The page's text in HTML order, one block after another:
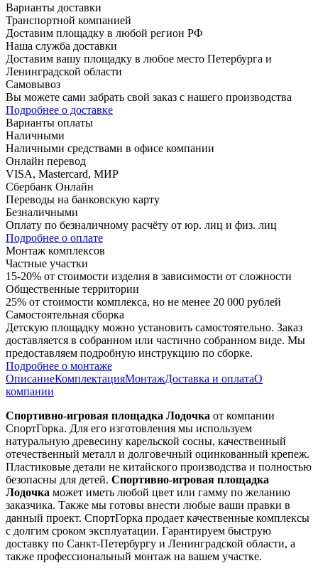
Варианты доставки
Транспортной компанией
Доставим площадку в любой регион РФ
Наша служба доставки
Доставим вашу площадку в любое место Петербурга и
Ленинградской области
Самовывоз
Вы можете сами забрать свой заказ с нашего производства
Подробнее о доставке
Варианты оплаты
Наличными
Наличными средствами в офисе компании
Онлайн перевод
VISA, Mastercard, МИР
Сбербанк Онлайн
Переводы на банковскую карту
Безналичными
Оплату по безналичному расчёту от юр. лиц и физ. лиц
Подробнее о оплате
Монтаж комплексов
Частные участки
15-20% от стоимости изделия в зависимости от сложности
Общественные территории
25% от стоимости комплекса, но не менее 20 000 рублей
Самостоятельная сборка
Детскую площадку можно установить самостоятельно. Заказ
доставляется в собранном или частично собранном виде. Мы
предоставляем подробную инструкцию по сборке.
Подробнее о монтаже
ОписаниеКомплектацияМонтажДоставка и оплатаО
компании
Спортивно-игровая площадка Лодочка от компании
СпортГорка. Для его изготовления мы используем
натуральную древесину карельской сосны, качественный
отечественный металл и долговечный оцинкованный крепеж.
Пластиковые детали не китайского производства и полностью
безопасны для детей. Спортивно-игровая площадка
Лодочка может иметь любой цвет или гамму по желанию
заказчика. Также мы готовы внести любые ваши правки в
данный проект. СпортГорка продает качественные комплексы
с долгим сроком эксплуатации. Гарантируем быструю
доставку по Санкт-Петербургу и Ленинградской области, а
также профессиональный монтаж на вашем участке.